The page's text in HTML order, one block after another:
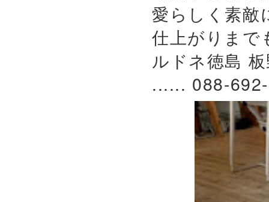
愛らしく素敵
仕上がりま
ルドネ徳島
...... 088-